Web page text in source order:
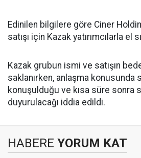
Edinilen bilgilere göre Ciner
satışı için Kazak yatırımcılarla el
Kazak grubun ismi ve satışın
saklanırken, anlaşma konusunda
konuşulduğu ve kısa süre sonra
duyurulacağı iddia edildi.
HABERE YORUM KAT